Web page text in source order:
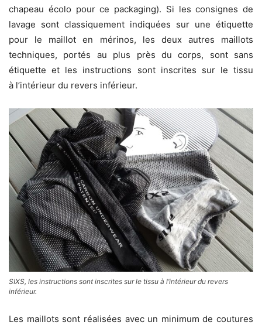
chapeau écolo pour ce packaging). Si les consignes de
lavage sont classiquement indiquées sur une étiquette
pour le maillot en mérinos, les deux autres maillots
techniques, portés au plus près du corps, sont sans
étiquette et les instructions sont inscrites sur le tissu
à l’intérieur du revers inférieur.
SIXS, les instructions sont inscrites sur le tissu à l’intérieur du revers
inférieur.
Les maillots sont réalisées avec un minimum de coutures